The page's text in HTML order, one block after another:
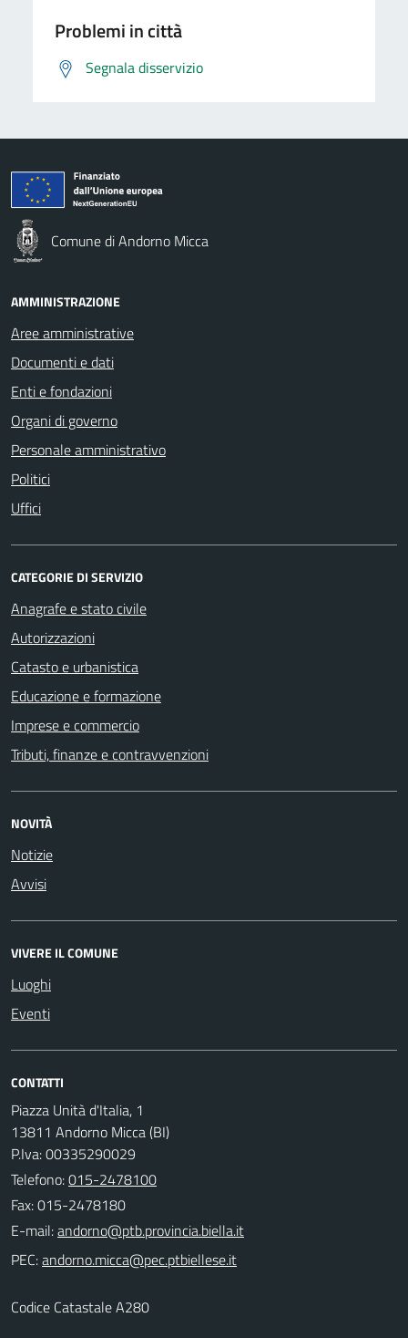
Problemi in città
Segnala disservizio
Comune di Andorno Micca
AMMINISTRAZIONE
Aree amministrative
Documenti e dati
Enti e fondazioni
Organi di governo
Personale amministrativo
Politici
Uffici
CATEGORIE DI SERVIZIO
Anagrafe e stato civile
Autorizzazioni
Catasto e urbanistica
Educazione e formazione
Imprese e commercio
Tributi, finanze e contravvenzioni
NOVITÀ
Notizie
Avvisi
VIVERE IL COMUNE
Luoghi
Eventi
CONTATTI
Piazza Unità d'Italia, 1
13811 Andorno Micca (BI)
P.Iva: 00335290029
Telefono:015-2478100
Fax: 015-2478180
E-mail:
PEC:
Codice Catastale A280